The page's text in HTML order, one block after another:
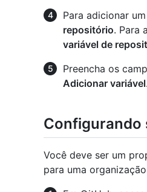
Para adicionar
repositório. Para
variável de
Preencha os
Adicionar variável.
Configurando
Você deve ser um
para uma